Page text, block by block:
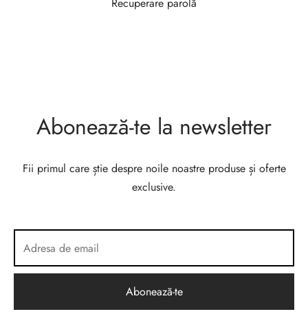
Recuperare parolă
Abonează-te la newsletter
Fii primul care știe despre noile noastre produse și oferte
exclusive.